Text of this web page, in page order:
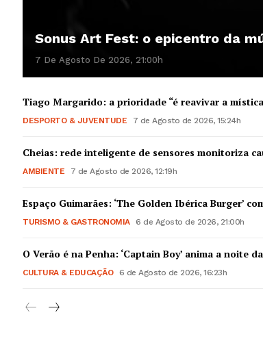
Sonus Art Fest: o epicentro da
7 De Agosto De 2026, 21:00h
Tiago Margarido: a prioridade “é reavivar a
DESPORTO & JUVENTUDE 7 de Agosto de 2026, 15:24h
Cheias: rede inteligente de sensores monitoriza
AMBIENTE 7 de Agosto de 2026, 12:19h
Espaço Guimarães: ‘The Golden Ibérica Burger’
TURISMO & GASTRONOMIA 6 de Agosto de 2026, 21:00h
O Verão é na Penha: ‘Captain Boy’ anima a noite
CULTURA & EDUCAÇÃO 6 de Agosto de 2026, 16:23h